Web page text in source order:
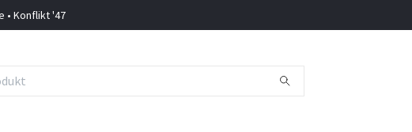
• Konflikt '47